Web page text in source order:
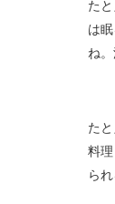
た
は
ね
た
料
ら